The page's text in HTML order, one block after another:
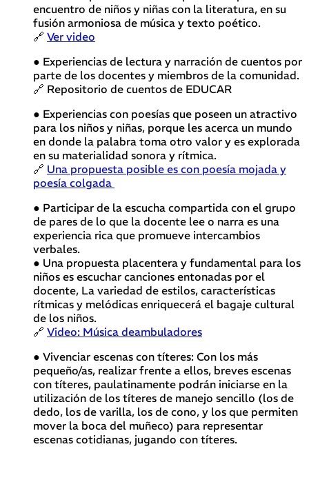
encuentro de niños y niñas con la literatura, en su
fusión armoniosa de música y texto poético.
🔗 Ver video
● Experiencias de lectura y narración de cuentos por
parte de los docentes y miembros de la comunidad.
🔗 Repositorio de cuentos de EDUCAR
● Experiencias con poesías que poseen un atractivo
para los niños y niñas, porque les acerca un mundo
en donde la palabra toma otro valor y es explorada
en su materialidad sonora y rítmica.
🔗 Una propuesta posible es con poesía mojada y
poesía colgada
● Participar de la escucha compartida con el grupo
de pares de lo que la docente lee o narra es una
experiencia rica que promueve intercambios
verbales.
● Una propuesta placentera y fundamental para los
niños es escuchar canciones entonadas por el
docente, La variedad de estilos, características
rítmicas y melódicas enriquecerá el bagaje cultural
de los niños.
🔗 Video: Música deambuladores
● Vivenciar escenas con títeres: Con los más
pequeño/as, realizar frente a ellos, breves escenas
con títeres, paulatinamente podrán iniciarse en la
utilización de los títeres de manejo sencillo (los de
dedo, los de varilla, los de cono, y los que permiten
mover la boca del muñeco) para representar
escenas cotidianas, jugando con títeres.